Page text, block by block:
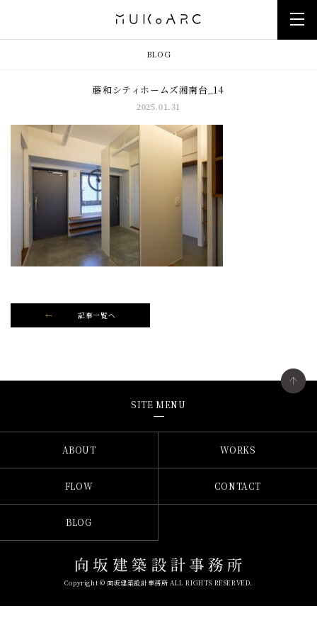
BLOG
藤和シティホームズ湘南台_14
2025.01.31
記事一覧へ
SITE MENU
ABOUT WORKS
FLOW CONTACT
BLOG
Copyright © 向坂建築設計事務所 ALL RIGHTS RESERVED.